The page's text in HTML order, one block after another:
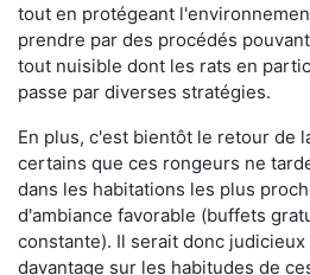
tout en protégeant
prendre par des procédés
tout nuisible dont les rats en
passe par diverses stratégies.
En plus, c'est bientôt le retour de
certains que ces rongeurs ne
dans les habitations les plus
d'ambiance favorable (buffets
constante). Il serait donc
davantage sur les habitudes de